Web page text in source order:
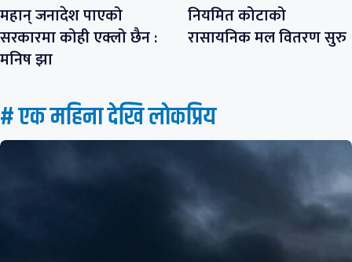
महान् जनादेश पाएको
सरकारमा कोही एक्लो छैन :
मनिष झा
नियमित कोटाको
रासायनिक मल वितरण सुरु
# एक महिना देखि लाेकप्रिय